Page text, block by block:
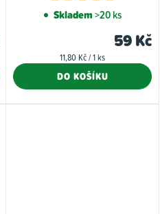
je
5,0
Skladem>20 ks
59 Kč
Měrná
11,80 Kč / 1 ks
DO KOŠÍKU